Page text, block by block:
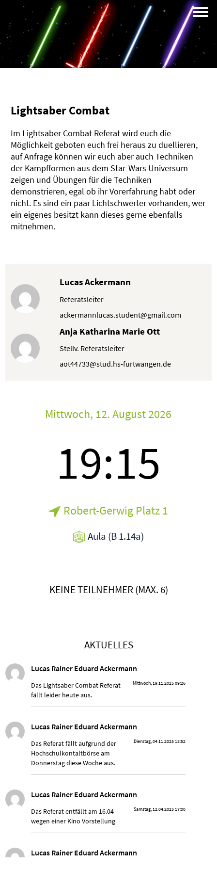
Campus
Profil
Lightsaber Combat
Im Lightsaber Combat Referat wird euch die
Möglichkeit geboten euch frei heraus zu duellieren,
auf Anfrage können wir euch aber auch Techniken
der Kampfformen aus dem Star-Wars Universum
zeigen und Übungen für die Techniken
demonstrieren, egal ob ihr Vorerfahrung habt oder
nicht. Es sind ein paar Lichtschwerter vorhanden, wer
ein eigenes besitzt kann dieses gerne ebenfalls
mitnehmen.
Lucas Ackermann
Referatsleiter
ackermannlucas.student@gmail.com
Anja Katharina Marie Ott
Stellv. Referatsleiter
aot44733@stud.hs-furtwangen.de
Mittwoch, 12. August 2026
19:15
Robert-Gerwig Platz 1
Aula (B 1.14a)
KEINE TEILNEHMER (MAX. 6)
AKTUELLES
Lucas Rainer Eduard Ackermann
Mittwoch, 19.11.2025 09:26
Das Lightsaber Combat Referat
fällt leider heute aus.
Lucas Rainer Eduard Ackermann
Dienstag, 04.11.2025 13:52
Das Referat fällt aufgrund der
Hochschulkontaltbörse am
Donnerstag diese Woche aus.
Lucas Rainer Eduard Ackermann
Samstag, 12.04.2025 17:00
Das Referat entfällt am 16.04
wegen einer Kino Vorstellung
Lucas Rainer Eduard Ackermann